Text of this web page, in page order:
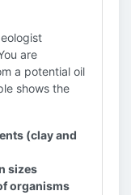
are
a potential oil
shows the
(clay and
sizes
organisms